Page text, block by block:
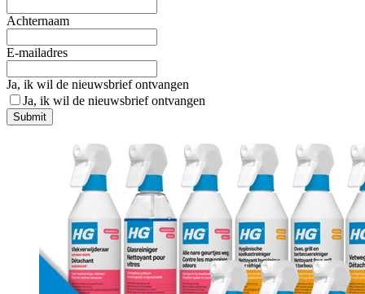
Achternaam
E-mailadres
Ja, ik wil de nieuwsbrief ontvangen
Ja, ik wil de nieuwsbrief ontvangen
Submit